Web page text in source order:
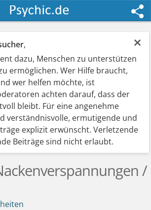
×
,
dazu, Menschen zu unterstützen
ermöglichen. Wer Hilfe braucht,
wer helfen möchte, ist
achten darauf, dass der
bleibt. Für eine angenehme
verständnisvolle, ermutigende und
explizit erwünscht. Verletzende
Beiträge sind nicht erlaubt.
/